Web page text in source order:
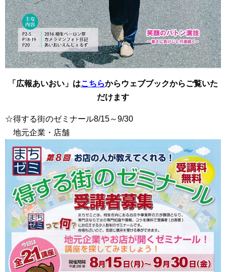
「広報あいおい」はこちらからウェブブックからご覧いた
だけます
☆得する街のゼミナール8/15～9/30
地元企業・店舗